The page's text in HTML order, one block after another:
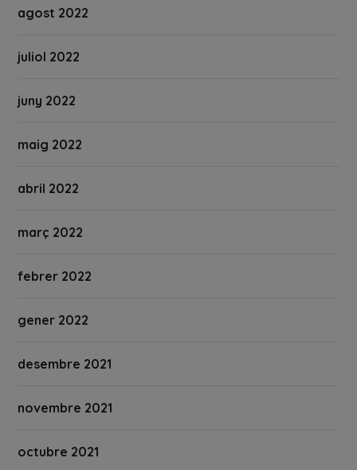
agost 2022
juliol 2022
juny 2022
maig 2022
abril 2022
març 2022
febrer 2022
gener 2022
desembre 2021
novembre 2021
octubre 2021